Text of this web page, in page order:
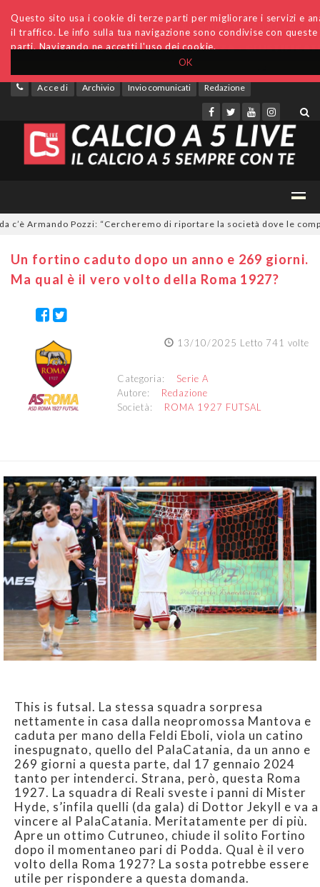
OK
Questo sito usa i cookie di terze parti per migliorare i servizi e
il traffico. Le info sulla tua navigazione sono condivise con
parti. Navigando ne accetti l'uso dei cookie.
Accedi Archivio Invio comunicati Redazione
Armando Pozzi: “Cercheremo di riportare la società dove le compete”
Un fortino caduto dopo un anno e 269 giorni.
Ma qual è il vero volto della Roma 1927?
13/10/2025 Letto 741 volte
Categoria: Serie A
Autore: Redazione
Società: ROMA 1927 FUTSAL
This is futsal. La stessa squadra sorpresa
nettamente in casa dalla neopromossa Mantova e
caduta per mano della Feldi Eboli, viola un catino
inespugnato, quello del PalaCatania, da un anno e
269 giorni a questa parte, dal 17 gennaio 2024
tanto per intenderci. Strana, però, questa Roma
1927. La squadra di Reali sveste i panni di Mister
Hyde, s’infila quelli (da gala) di Dottor Jekyll e va a
vincere al PalaCatania. Meritatamente per di più.
Apre un ottimo Cutruneo, chiude il solito Fortino
dopo il momentaneo pari di Podda. Qual è il vero
volto della Roma 1927? La sosta potrebbe essere
utile per rispondere a questa domanda.